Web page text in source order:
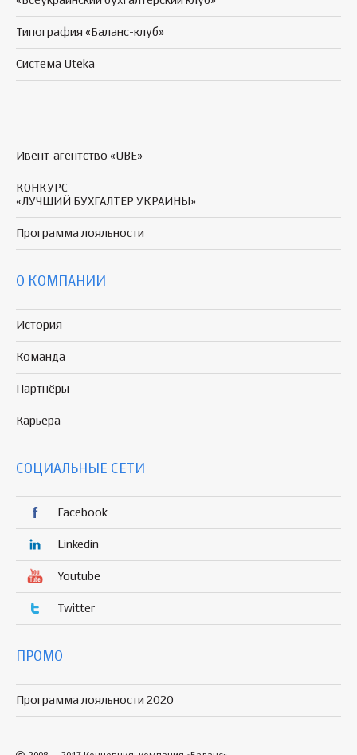
Типография «Баланс-клуб»
Система Uteka
Ивент-агентство «UBE»
КОНКУРС
«ЛУЧШИЙ БУХГАЛТЕР УКРАИНЫ»
Программа лояльности
О КОМПАНИИ
История
Команда
Партнёры
Карьера
СОЦИАЛЬНЫЕ СЕТИ
Facebook
Linkedin
Youtube
Twitter
ПРОМО
Программа лояльности 2020